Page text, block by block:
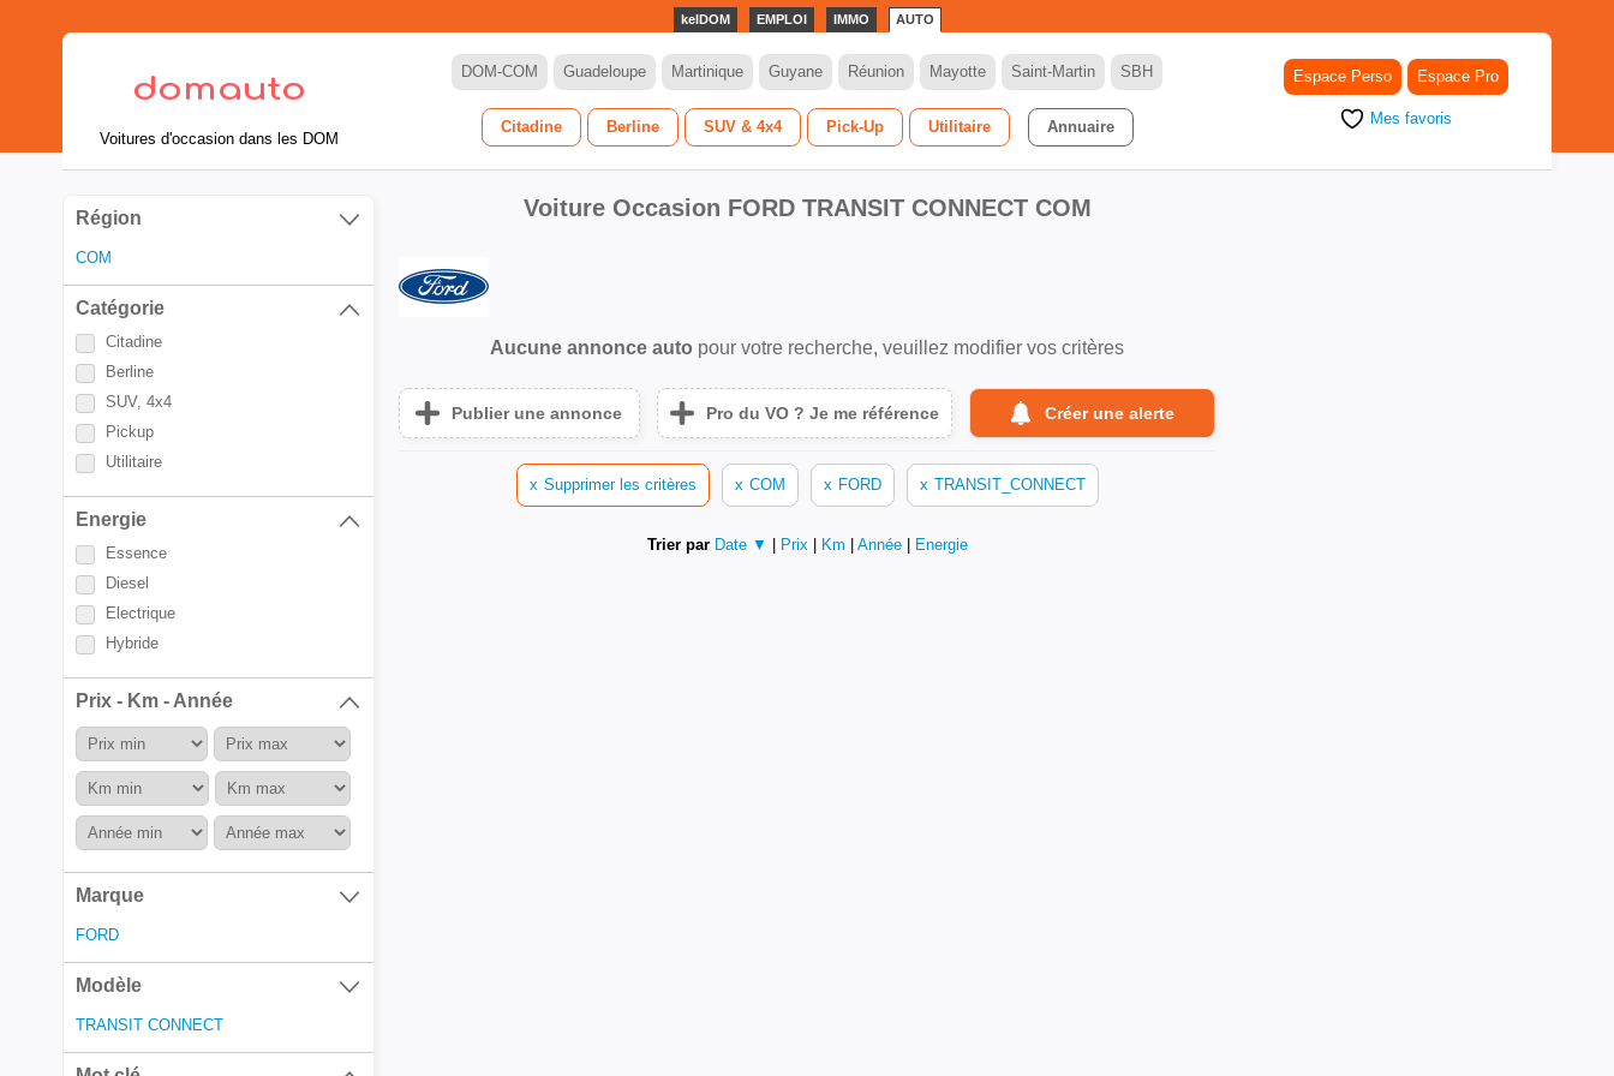
kelDOM EMPLOI IMMO AUTO
Voitures d'occasion dans les DOM
DOM-COM Guadeloupe Martinique Guyane Réunion Mayotte Saint-Martin SBH
Citadine Berline SUV & 4x4 Pick-Up Utilitaire Annuaire
Espace Perso Espace Pro
Mes favoris
Région
COM
Catégorie
Citadine
Berline
SUV, 4x4
Pickup
Utilitaire
Energie
Essence
Diesel
Electrique
Hybride
Prix - Km - Année
Marque
FORD
Modèle
TRANSIT CONNECT
Voiture Occasion FORD TRANSIT CONNECT COM
Aucune annonce auto pour votre recherche, veuillez modifier vos critères
Publier une annonce Pro du VO ? Je me référence Créer une alerte
x Supprimer les critères x COM x FORD x TRANSIT_CONNECT
Trier par Date ▼ Prix Km Année Energie